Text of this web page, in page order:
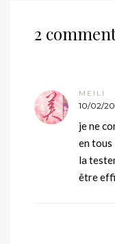
2
MEILI
10/02/
je ne
en tous
la
être